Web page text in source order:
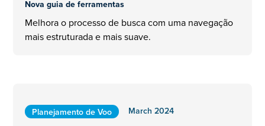
Nova guia de ferramentas
Melhora o processo de busca com uma navegação
mais estruturada e mais suave.
Planejamento de Voo
March 2024